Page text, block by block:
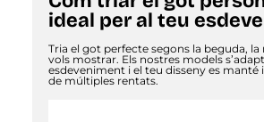
ideal per al teu
Tria el got perfecte segons la beguda, la
vols mostrar. Els nostres models
esdeveniment i el teu disseny es manté
de múltiples rentats.